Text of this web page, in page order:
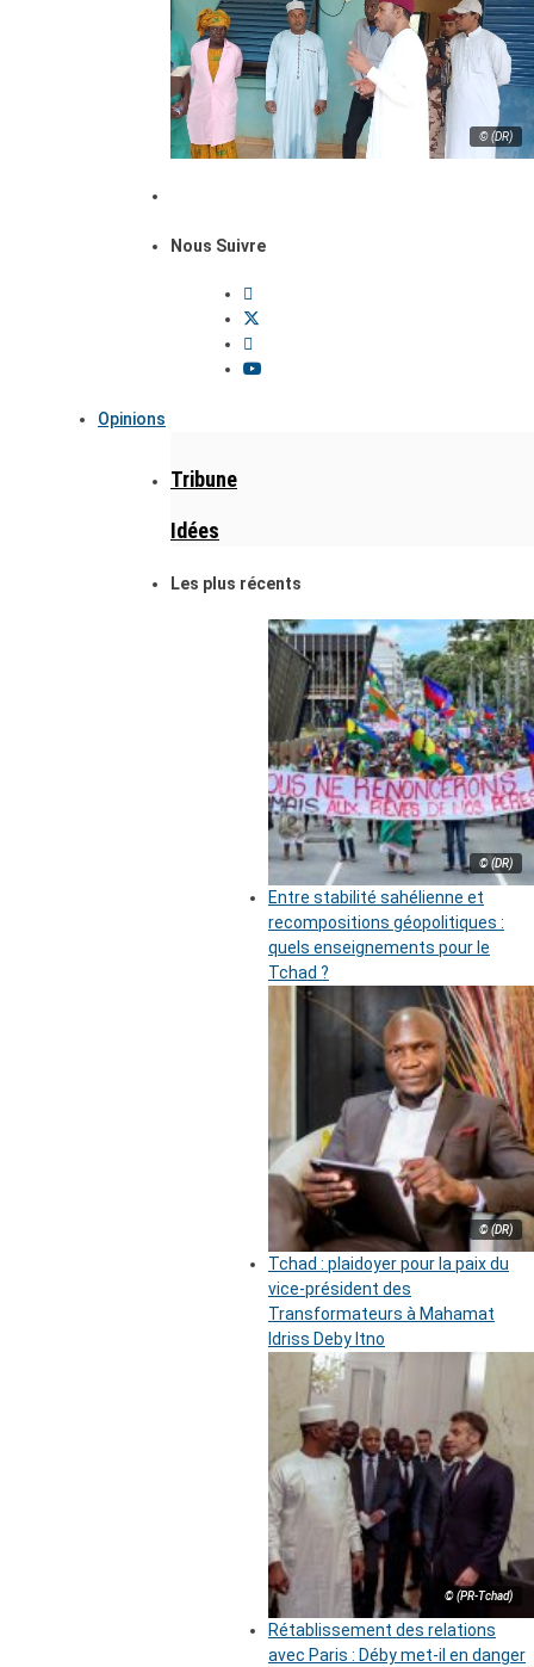
© (DR)
Nous Suivre
Opinions
Tribune
Idées
Les plus récents
© (DR)
Entre stabilité sahélienne et
recompositions géopolitiques :
quels enseignements pour le
Tchad ?
© (DR)
Tchad : plaidoyer pour la paix du
vice-président des
Transformateurs à Mahamat
Idriss Deby Itno
© (PR-Tchad)
Rétablissement des relations
avec Paris : Déby met-il en danger